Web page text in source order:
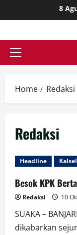
to
8
Primary
Home Redaksi
Redaksi
Headline Kalsel
Besok KPK
Redaksi 10
SUAKA –
dikabarkan